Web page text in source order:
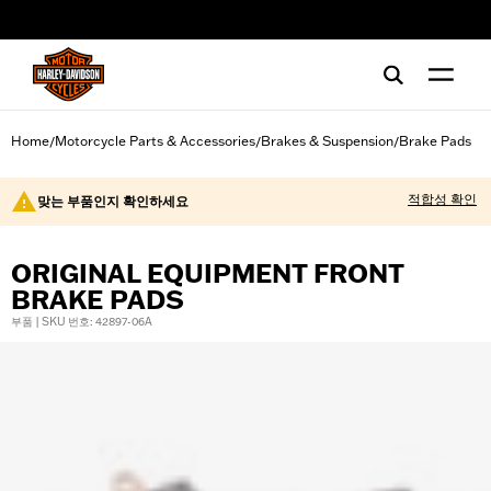
Home/Motorcycle Parts & Accessories/Brakes & Suspension/Brake Pads
맞는 부품인지 확인하세요 적합성 확인
ORIGINAL EQUIPMENT FRONT
BRAKE PADS
부품 | SKU 번호: 42897-06A